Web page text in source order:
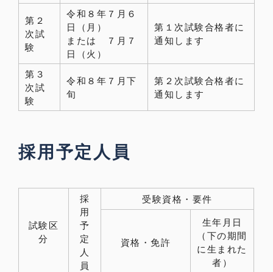
第２
次試
験
令和８年７月６
日（月）
または ７月７
日（火）
第１次試験合格者に
通知します
第３
次試
験
令和８年７月下
旬
第２次試験合格者に
通知します
採用予定人員
試験区
分
採
用
予
定
人
員
受験資格・要件
資格・免許
生年月日
（下の期間
に生まれた
者）